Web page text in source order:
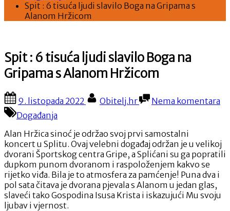
Spit : 6 tisuća ljudi slavilo Boga na Gripama s
Alanom Hržicom
Spit : 6 tisuća ljudi slavilo Boga na
Gripama s Alanom Hržicom
Posted
on
9. listopada 2022 By
Obitelj.hr Nema komentara
s
Događanja
Alan Hržica sinoć je održao svoj prvi samostalni
koncert u Splitu. Ovaj velebni događaj održan je u velikoj
dvorani Športskog centra Gripe, a Splićani su ga popratili
dupkom punom dvoranom i raspoloženjem kakvo se
rijetko viđa. Bila je to atmosfera za pamćenje! Puna dva i
pol sata čitava je dvorana pjevala s Alanom u jedan glas,
slaveći tako Gospodina Isusa Krista i iskazujući Mu svoju
ljubav i vjernost.